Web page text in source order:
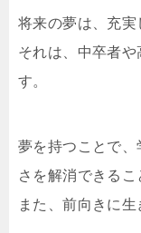
将来の夢は、充実
それは、中卒者
す。
夢を持つことで
さを解消できるこ
また、前向きに生